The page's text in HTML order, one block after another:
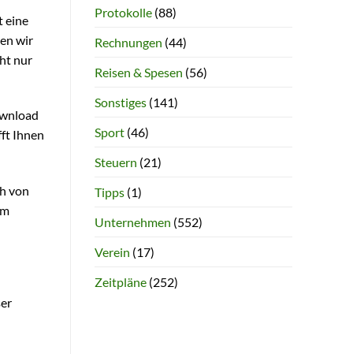
eine
wir
nur
Ihnen
von
Protokolle(88)
Rechnungen (44)
Reisen & Spesen (56)
Sonstiges(141)
Sport(46)
Steuern (21)
Tipps(1)
Unternehmen (552)
Verein (17)
Zeitpläne(252)